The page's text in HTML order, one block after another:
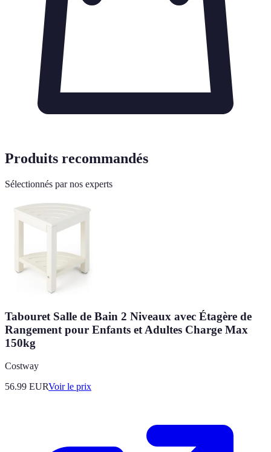
Produits recommandés
Sélectionnés par nos experts
Tabouret Salle de Bain 2 Niveaux avec Étagère de
Rangement pour Enfants et Adultes Charge Max
150kg
Costway
56.99 EURVoir le prix